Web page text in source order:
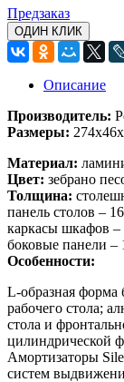
Предзаказ
ОДИН КЛИК
Описание
Производитель:
Размеры:
Материал:
Цвет: зебрано
Толщина:
панель столов –
каркасы шкафов
боковые панели –
Особенности:
L-образная
рабочего стола;
стола и
цилиндрической
Амортизаторы
систем